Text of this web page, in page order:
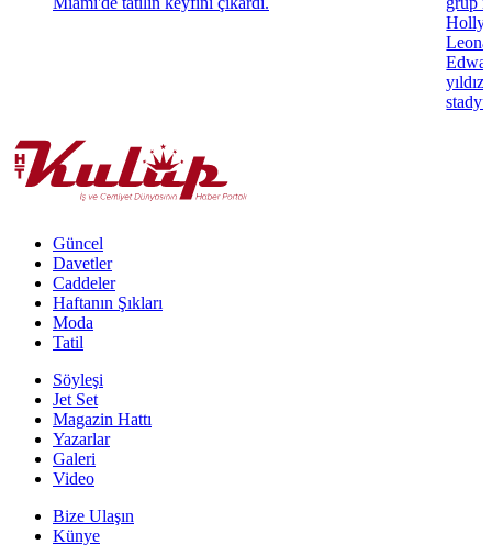
Güncel
Davetler
Caddeler
Haftanın Şıkları
Moda
Tatil
Söyleşi
Jet Set
Magazin Hattı
Yazarlar
Galeri
Video
Bize Ulaşın
Künye